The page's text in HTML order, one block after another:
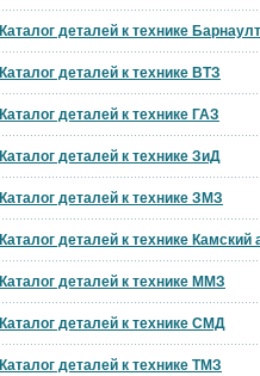
Каталог деталей к технике
Каталог деталей к технике ВТЗ
Каталог деталей к технике ГАЗ
Каталог деталей к технике ЗиД
Каталог деталей к технике ЗМЗ
Каталог деталей к технике Камский
Каталог деталей к технике ММЗ
Каталог деталей к технике СМД
Каталог деталей к технике ТМЗ